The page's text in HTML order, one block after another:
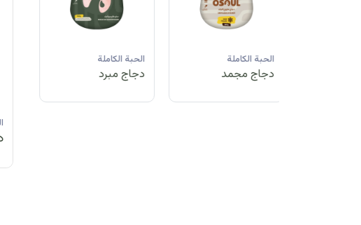
الحبة الكاملة
دجاج مبرد
الحبة الكاملة
دجاج مجمد
الحبة الكاملة
دجاج مجمد